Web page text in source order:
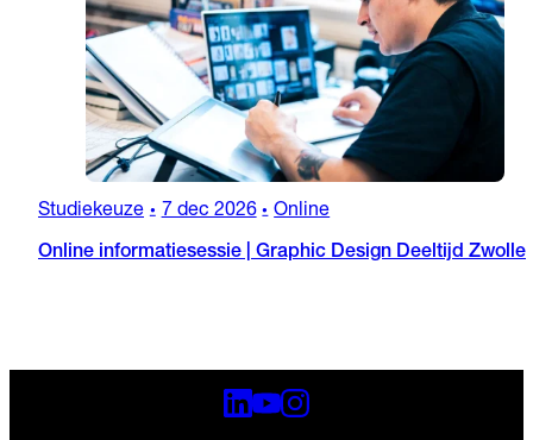
Studiekeuze • 7 dec 2026 • Online
Online informatiesessie | Graphic Design Deeltijd Zwolle